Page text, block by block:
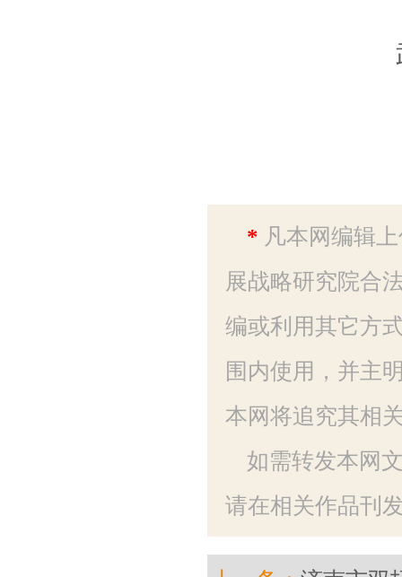
武汉大
* 凡本网编辑
展战略研究院合
编或利用其它方
围内使用，并主
本网将追究其相
如需转发本网
请在相关作品刊